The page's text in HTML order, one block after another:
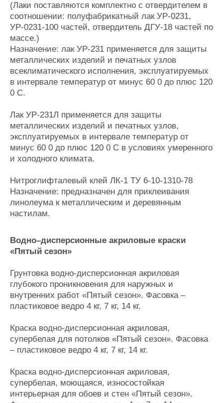
(Лаки поставляются комплектно с отвердителем в
соотношении: полуфабрикатный лак УР-0231,
УР-0231-100 частей, отвердитель ДГУ-18 частей по
массе.)
Назначение: лак УР-231 применяется для защиты
металлических изделий и печатных узлов
всеклиматического исполнения, эксплуатируемых
в интервале температур от минус 60 0 до плюс 120
0 С.
Лак УР-231Л применяется для защиты
металлических изделий и печатных узлов,
эксплуатируемых в интервале температур от
минус 60 0 до плюс 120 0 С в условиях умеренного
и холодного климата.
Нитроглифталевый клей ЛК-1 ТУ 6-10-1310-78
Назначение: предназначен для приклеивания
линолеума к металлическим и деревянным
настилам.
Водно–дисперсионные акриловые краски
«Пятый сезон»
Грунтовка водно-дисперсионная акриловая
глубокого проникновения для наружных и
внутренних работ «Пятый сезон». Фасовка –
пластиковое ведро 4 кг, 7 кг, 14 кг.
Краска водно-дисперсионная акриловая,
супербелая для потолков «Пятый сезон». Фасовка
– пластиковое ведро 4 кг, 7 кг, 14 кг.
Краска водно-дисперсионная акриловая,
супербелая, моющаяся, износостойкая
интерьерная для обоев и стен «Пятый сезон».